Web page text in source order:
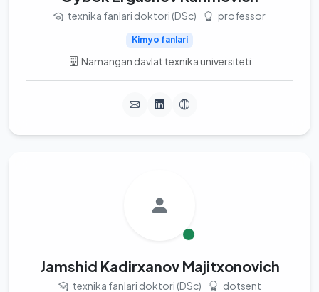
texnika fanlari doktori (DSc) professor
Kimyo fanlari
Namangan davlat texnika universiteti
Jamshid Kadirxanov Majitxonovich
texnika fanlari doktori (DSc) dotsent